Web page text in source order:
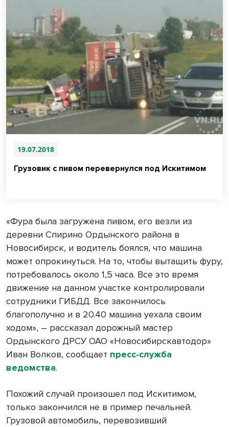
19.07.2018
Грузовик с пивом перевернулся под Искитимом
«Фура была загружена пивом, его везли из
деревни Спирино Ордынского района в
Новосибирск, и водитель боялся, что машина
может опрокинуться. На то, чтобы вытащить фуру,
потребовалось около 1,5 часа. Все это время
движение на данном участке контролировали
сотрудники ГИБДД. Все закончилось
благополучно и в 20.40 машина уехала своим
ходом», – рассказал дорожный мастер
Ордынского ДРСУ ОАО «Новосибирскавтодор»
Иван Волков, сообщает пресс-служба
ведомства.
Похожий случай произошел под Искитимом,
только закончился не в пример печальней.
Грузовой автомобиль, перевозивший